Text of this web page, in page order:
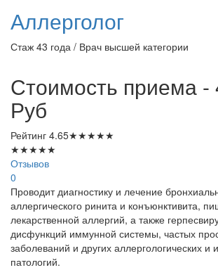
Аллерголог
Стаж 43 года / Врач высшей категории
Стоимость приема -
Руб
Рейтинг 4.65★★★★★
★★★★★
Отзывов
0
Проводит диагностику и лечение
аллергического ринита и конъюнктивита,
лекарственной аллергий, а также
дисфункций иммунной системы, частых
заболеваний и других аллергологических и
патологий.